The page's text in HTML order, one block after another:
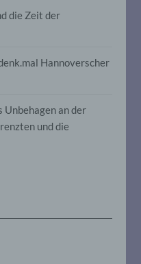
die Zeit der
Hannoverscher
Unbehagen an der
und die
dieser
analysieren oder
die Verarbeitung
in einer Weise,
Daten
gesondert
technischen und
dass die